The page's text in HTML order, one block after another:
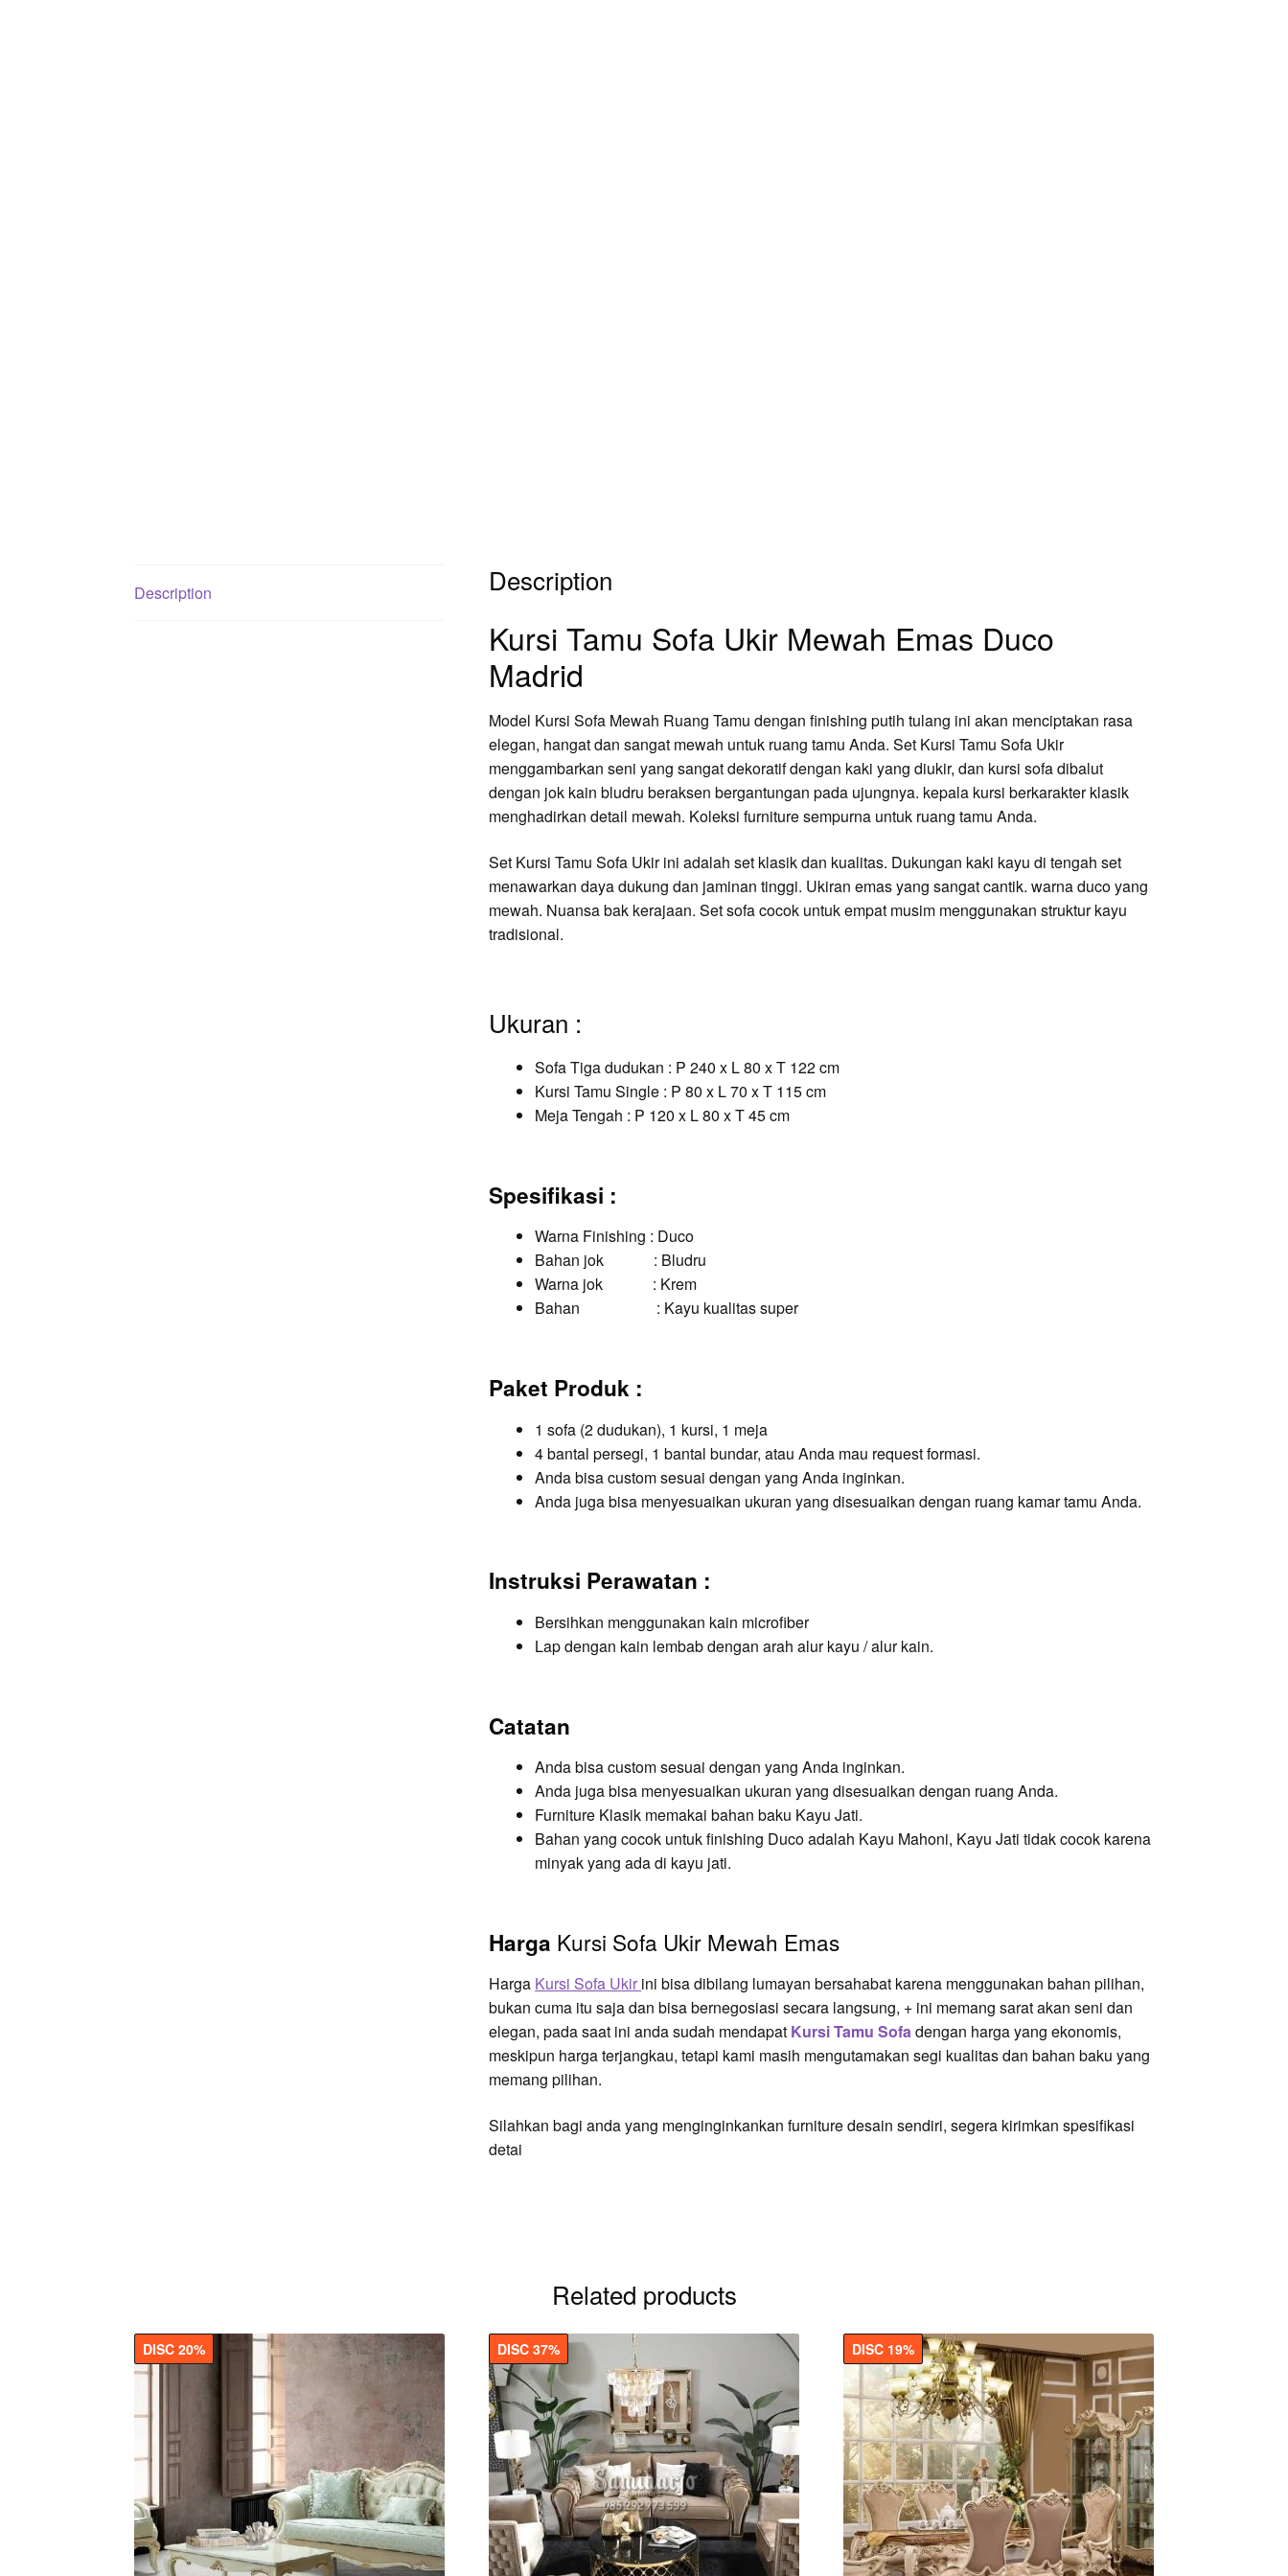
Description Description
Kursi Tamu Sofa Ukir Mewah Emas Duco
Madrid
Model Kursi Sofa Mewah Ruang Tamu dengan finishing putih tulang ini akan menciptakan rasa
elegan, hangat dan sangat mewah untuk ruang tamu Anda. Set Kursi Tamu Sofa Ukir
menggambarkan seni yang sangat dekoratif dengan kaki yang diukir, dan kursi sofa dibalut
dengan jok kain bludru beraksen bergantungan pada ujungnya. kepala kursi berkarakter klasik
menghadirkan detail mewah. Koleksi furniture sempurna untuk ruang tamu Anda.
Set Kursi Tamu Sofa Ukir ini adalah set klasik dan kualitas. Dukungan kaki kayu di tengah set
menawarkan daya dukung dan jaminan tinggi. Ukiran emas yang sangat cantik. warna duco yang
mewah. Nuansa bak kerajaan. Set sofa cocok untuk empat musim menggunakan struktur kayu
tradisional.
Ukuran :
Sofa Tiga dudukan : P 240 x L 80 x T 122 cm
Kursi Tamu Single : P 80 x L 70 x T 115 cm
Meja Tengah : P 120 x L 80 x T 45 cm
Spesifikasi :
Warna Finishing : Duco
Bahan jok : Bludru
Warna jok : Krem
Bahan : Kayu kualitas super
Paket Produk :
1 sofa (2 dudukan), 1 kursi, 1 meja
4 bantal persegi, 1 bantal bundar, atau Anda mau request formasi.
Anda bisa custom sesuai dengan yang Anda inginkan.
Anda juga bisa menyesuaikan ukuran yang disesuaikan dengan ruang kamar tamu Anda.
Instruksi Perawatan :
Bersihkan menggunakan kain microfiber
Lap dengan kain lembab dengan arah alur kayu / alur kain.
Catatan
Anda bisa custom sesuai dengan yang Anda inginkan.
Anda juga bisa menyesuaikan ukuran yang disesuaikan dengan ruang Anda.
Furniture Klasik memakai bahan baku Kayu Jati.
Bahan yang cocok untuk finishing Duco adalah Kayu Mahoni, Kayu Jati tidak cocok karena
minyak yang ada di kayu jati.
Harga Kursi Sofa Ukir Mewah Emas
Harga Kursi Sofa Ukir ini bisa dibilang lumayan bersahabat karena menggunakan bahan pilihan,
bukan cuma itu saja dan bisa bernegosiasi secara langsung, + ini memang sarat akan seni dan
elegan, pada saat ini anda sudah mendapat Kursi Tamu Sofadengan harga yang ekonomis,
meskipun harga terjangkau, tetapi kami masih mengutamakan segi kualitas dan bahan baku yang
memang pilihan.
Silahkan bagi anda yang menginginkankan furniture desain sendiri, segera kirimkan spesifikasi
detai
Related products
DISC 20% DISC 37% DISC 19%